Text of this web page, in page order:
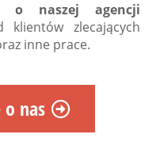
o naszej agencji
klientów zlecających
inne prace.
nas